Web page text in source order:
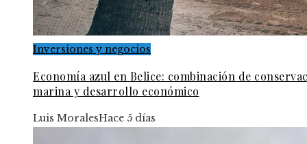
Inversiones y negocios
Economía azul en Belice: combinación de
marina y desarrollo económico
Luis MoralesHace 5 días